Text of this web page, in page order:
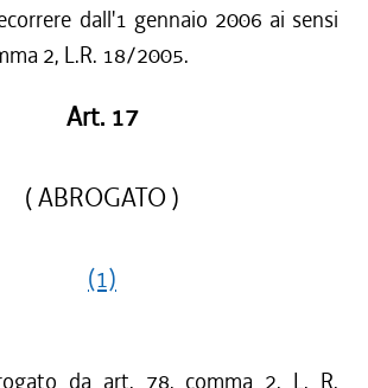
dall'1 gennaio 2006 ai sensi
2, L.R. 18/2005.
Art. 17
( ABROGATO )
(1)
da art. 78, comma 2, L. R.